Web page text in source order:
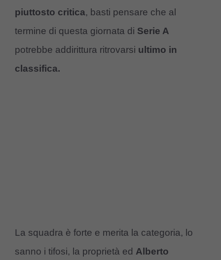
piuttosto critica, basti pensare che al
termine di questa giornata di Serie A
potrebbe addirittura ritrovarsi ultimo in
classifica.
La squadra è forte e merita la categoria, lo
sanno i tifosi, la proprietà ed Alberto